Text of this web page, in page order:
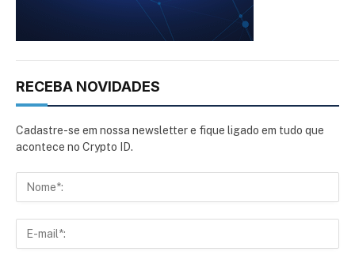
RECEBA NOVIDADES
Cadastre-se em nossa newsletter e fique ligado em tudo que
acontece no Crypto ID.